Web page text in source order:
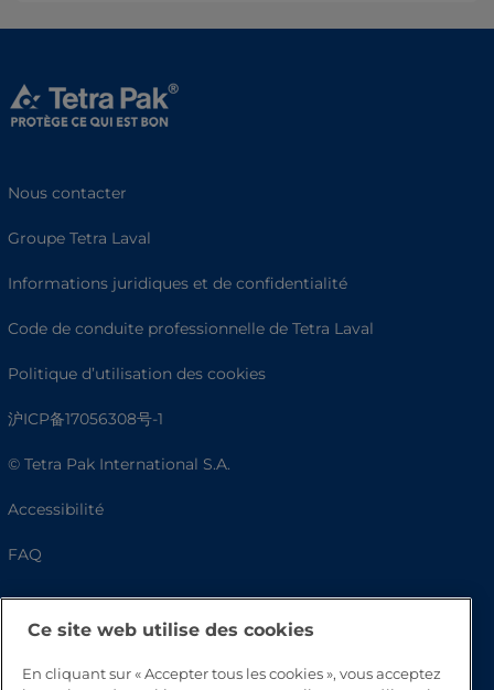
Nous contacter
Groupe Tetra Laval
Informations juridiques et de confidentialité
Code de conduite professionnelle de Tetra Laval
Politique d’utilisation des cookies
沪ICP备17056308号-1
© Tetra Pak International S.A.
Accessibilité
FAQ
Ce site web utilise des cookies
En cliquant sur « Accepter tous les cookies », vous acceptez